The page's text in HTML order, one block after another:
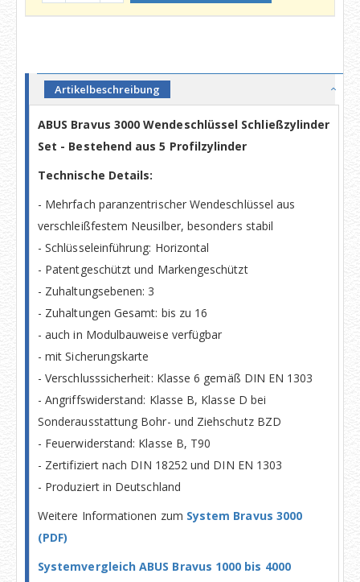
Artikelbeschreibung
ABUS Bravus 3000 Wendeschlüssel Schließzylinder
Set - Bestehend aus 5 Profilzylinder
Technische Details:
- Mehrfach paranzentrischer Wendeschlüssel aus
verschleißfestem Neusilber, besonders stabil
- Schlüsseleinführung: Horizontal
- Patentgeschützt und Markengeschützt
- Zuhaltungsebenen: 3
- Zuhaltungen Gesamt: bis zu 16
- auch in Modulbauweise verfügbar
- mit Sicherungskarte
- Verschlusssicherheit: Klasse 6 gemäß DIN EN 1303
- Angriffswiderstand: Klasse B, Klasse D bei
Sonderausstattung Bohr- und Ziehschutz BZD
- Feuerwiderstand: Klasse B, T90
- Zertifiziert nach DIN 18252 und DIN EN 1303
- Produziert in Deutschland
Weitere Informationen zum System Bravus 3000
(PDF)
Systemvergleich ABUS Bravus 1000 bis 4000